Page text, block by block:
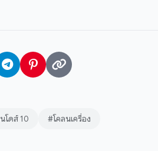
โดส์ 10 #โคลนเครื่อง